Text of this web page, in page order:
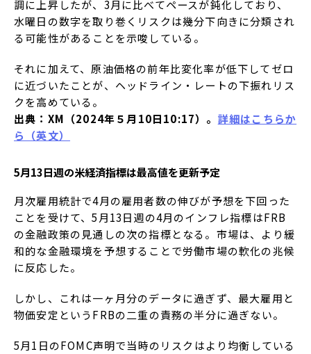
調に上昇したが、3月に比べてペースが鈍化しており、
水曜日の数字を取り巻くリスクは幾分下向きに分類され
る可能性があることを示唆している。
それに加えて、原油価格の前年比変化率が低下してゼロ
に近づいたことが、ヘッドライン・レートの下振れリス
クを高めている。
出典：XM（2024年５月10日10:17）。 詳細はこちらか
ら（英文）
5月13日週の米経済指標は最高値を更新予定
月次雇用統計で4月の雇用者数の伸びが予想を下回った
ことを受けて、5月13日週の4月のインフレ指標はFRB
の金融政策の見通しの次の指標となる。市場は、より緩
和的な金融環境を予想することで労働市場の軟化の兆候
に反応した。
しかし、これは一ヶ月分のデータに過ぎず、最大雇用と
物価安定というFRBの二重の責務の半分に過ぎない。
5月1日のFOMC声明で当時のリスクはより均衡している